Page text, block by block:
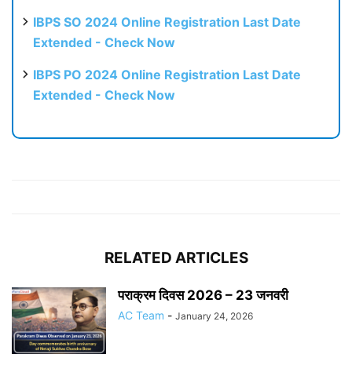
IBPS SO 2024 Online Registration Last Date
Extended - Check Now
IBPS PO 2024 Online Registration Last Date
Extended - Check Now
RELATED ARTICLES
पराक्रम दिवस 2026 – 23 जनवरी
AC Team - January 24, 2026